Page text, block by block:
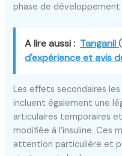
phase de développement
A lire aussi : Tanganil
d'expérience et avis
Les effets secondaires
incluent également une
articulaires temporaires
modifiée à l’insuline. Ces
attention particulière et